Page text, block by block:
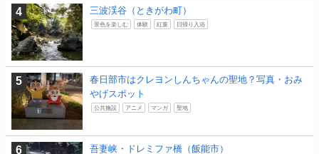
三波渓谷（ときがわ町）
景色を楽しむ 体験 紅葉 日帰り入浴
春日部市はクレヨンしんちゃんの聖地？写真・おみ
やげスポット
公共施設 アニメ マンガ 聖地
吾妻峡・ドレミファ橋（飯能市）